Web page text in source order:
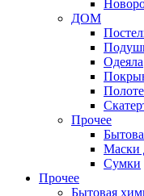
ДОМ
Одеяла
Прочее
Маски
Сумки
Прочее
Бытовая